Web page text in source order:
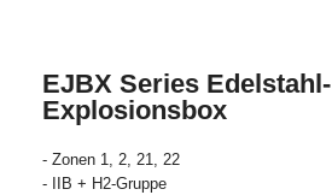
EJBX Series Edelstahl-
Explosionsbox
- Zonen 1, 2, 21, 22
- IIB + H2-Gruppe